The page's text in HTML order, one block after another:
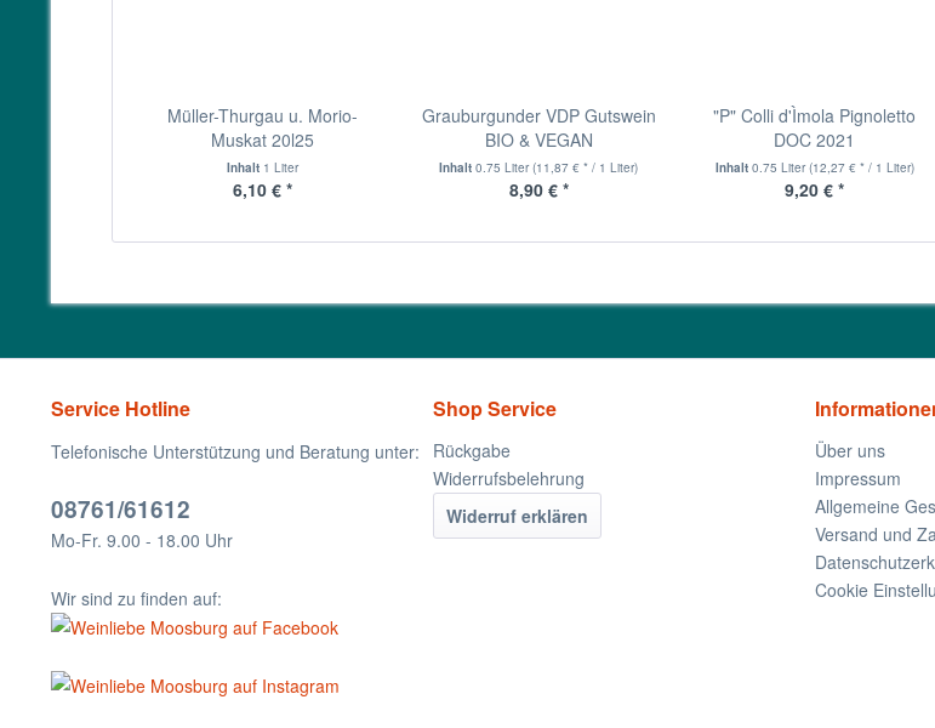
Müller-Thurgau u. Morio-
Muskat 20l25
Inhalt 1 Liter
6,10 € *
Grauburgunder VDP Gutswein
BIO & VEGAN
Inhalt0.75 Liter(11,87 € * / 1 Liter)
8,90 € *
"P" Colli d'Ìmola Pignoletto
DOC 2021
Inhalt 0.75 Liter(12,27 € * / 1 Liter)
9,20 € *
Service Hotline
Telefonische Unterstützung und Beratung unter:
08761/61612
Mo-Fr. 9.00 - 18.00 Uhr
Wir sind zu finden auf:
Shop Service
Rückgabe
Widerrufsbelehrung
Widerruf erklären
Über uns
Impressum
Allgemeine
Versand und
Cookie